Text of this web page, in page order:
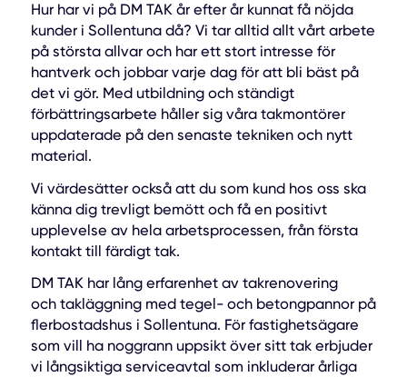
Hur har vi på DM TAK år efter år kunnat få nöjda
kunder i Sollentuna då? Vi tar alltid allt vårt arbete
på största allvar och har ett stort intresse för
hantverk och jobbar varje dag för att bli bäst på
det vi gör. Med utbildning och ständigt
förbättringsarbete håller sig våra takmontörer
uppdaterade på den senaste tekniken och nytt
material.
Vi värdesätter också att du som kund hos oss ska
känna dig trevligt bemött och få en positivt
upplevelse av hela arbetsprocessen, från första
kontakt till färdigt tak.
DM TAK har lång erfarenhet av takrenovering
och takläggning med tegel- och betongpannor på
flerbostadshus i Sollentuna. För fastighetsägare
som vill ha noggrann uppsikt över sitt tak erbjuder
vi långsiktiga serviceavtal som inkluderar årliga